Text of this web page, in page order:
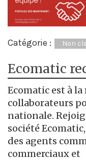
Catégorie : Non
Ecomatic
Ecomatic est à
collaborateurs
nationale.
société
des agents
commerciaux et